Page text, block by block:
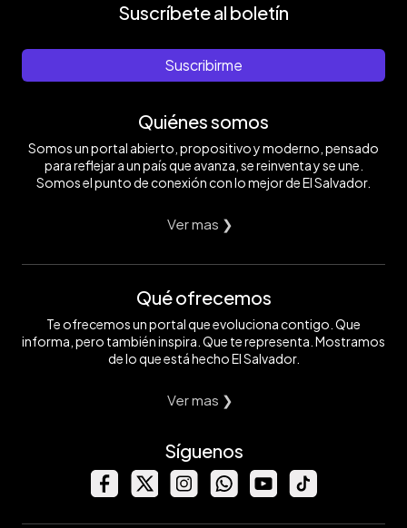
Suscríbete al boletín
Suscribirme
Quiénes somos
Somos un portal abierto, propositivo y moderno, pensado
para reflejar a un país que avanza, se reinventa y se une.
Somos el punto de conexión con lo mejor de El Salvador.
Ver mas ❯
Qué ofrecemos
Te ofrecemos un portal que evoluciona contigo. Que
informa, pero también inspira. Que te representa. Mostramos
de lo que está hecho El Salvador.
Ver mas ❯
Síguenos